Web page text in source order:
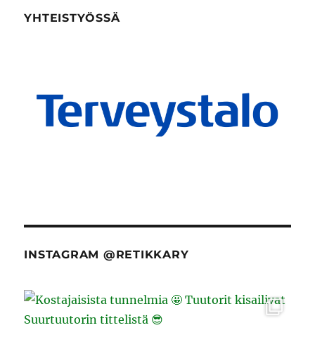
YHTEISTYÖSSÄ
INSTAGRAM @RETIKKARY